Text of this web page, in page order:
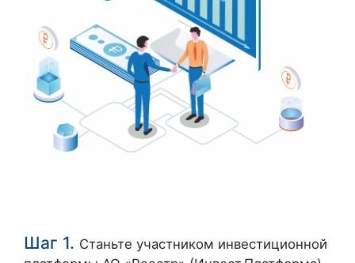
Шаг 1. Станьте участником инвестиционной